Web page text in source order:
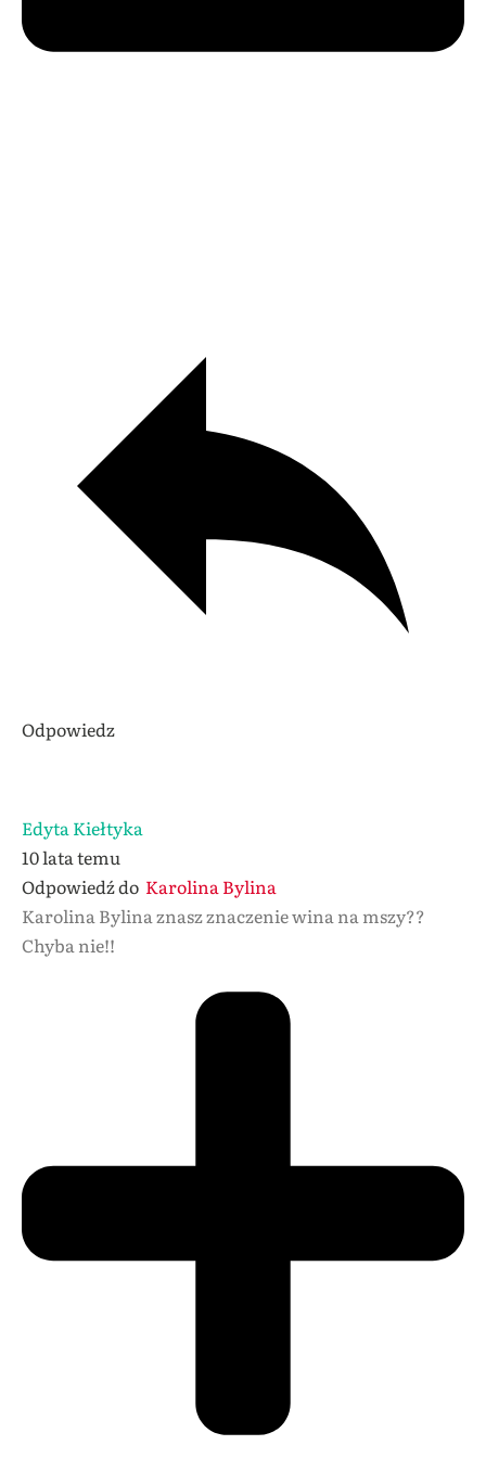
Odpowiedz
Edyta Kiełtyka
10 lata temu
Odpowiedź do Karolina Bylina
Karolina Bylina znasz znaczenie wina na mszy??
Chyba nie!!